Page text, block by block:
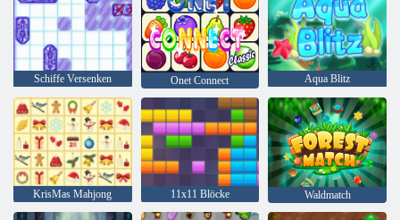
Schiffe Versenken Onet Connect Aqua Blitz
KrisMas Mahjong 11x11 Blöcke Waldmatch